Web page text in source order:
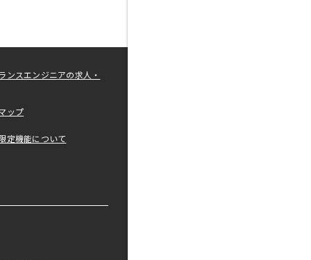
ンスエンジニアの求人・
ップ
定機能について